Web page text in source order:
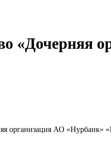
«Дочерняя
организация АО «Нурбанк»